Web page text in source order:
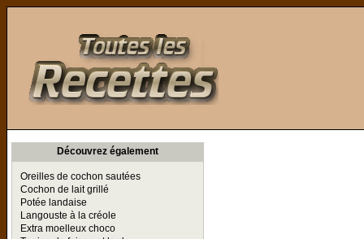
Découvrez également
Oreilles de cochon sautées
Cochon de lait grillé
Potée landaise
Langouste à la créole
Extra moelleux choco